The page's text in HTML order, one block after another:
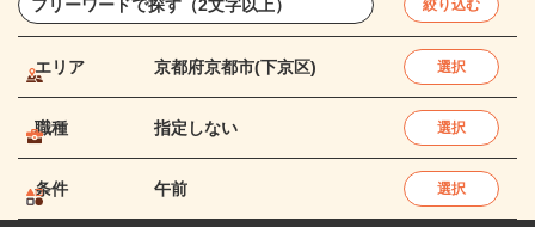
絞り込む
エリア 京都府京都市(下京区) 選択
職種 指定しない 選択
条件 午前 選択